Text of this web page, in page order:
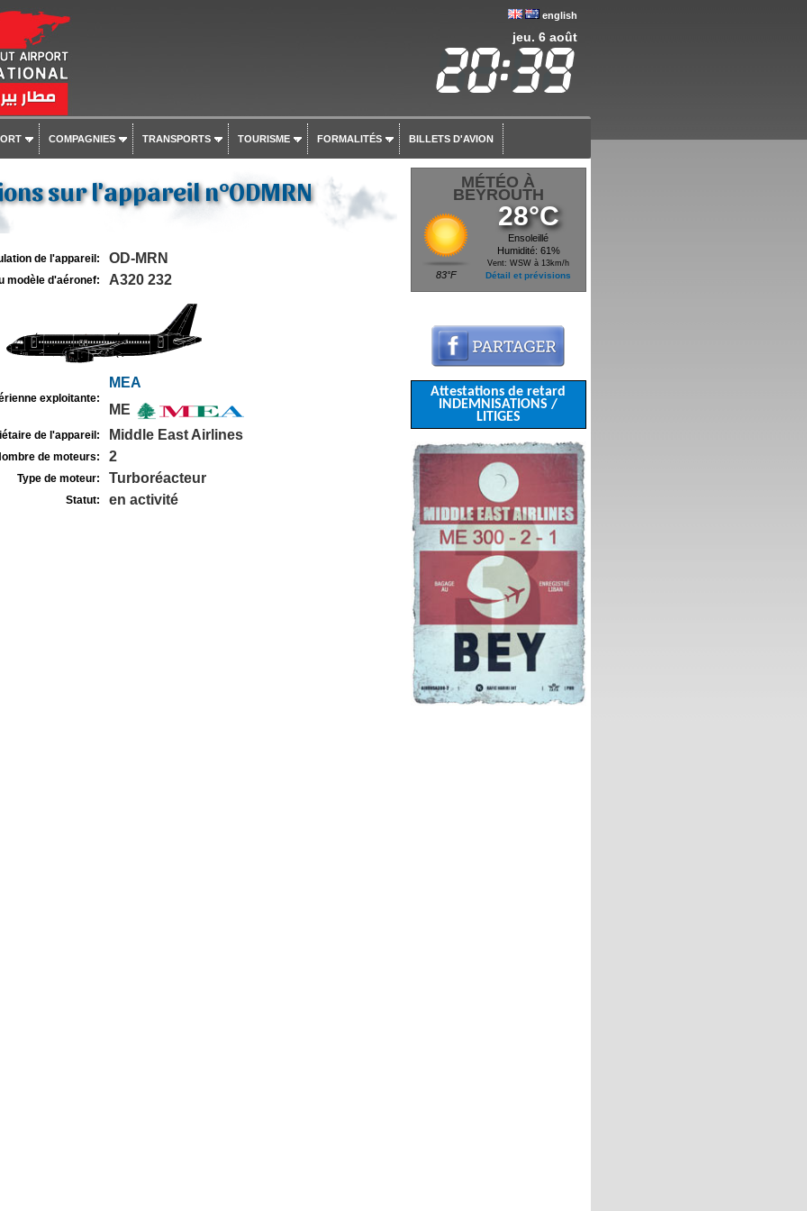
english
jeu. 6 août
COMPAGNIES TRANSPORTS TOURISME FORMALITÉS BILLETS D'AVION
sur l'appareil n°ODMRN
de l'appareil: OD-MRN
modèle d'aéronef: A320 232
exploitante:
MEA
ME
de l'appareil: Middle East Airlines
de moteurs: 2
Type de moteur: Turboréacteur
Statut: en activité
MÉTÉO À
BEYROUTH
83°F
28°C
Ensoleillé
Humidité: 61%
Vent: WSW à 13km/h
Détail et prévisions
Attestations de retard
INDEMNISATIONS /
LITIGES